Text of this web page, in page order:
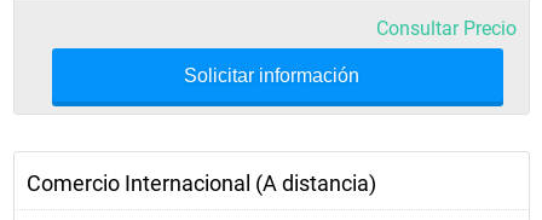
Consultar Precio
Solicitar información
Comercio Internacional (A distancia)